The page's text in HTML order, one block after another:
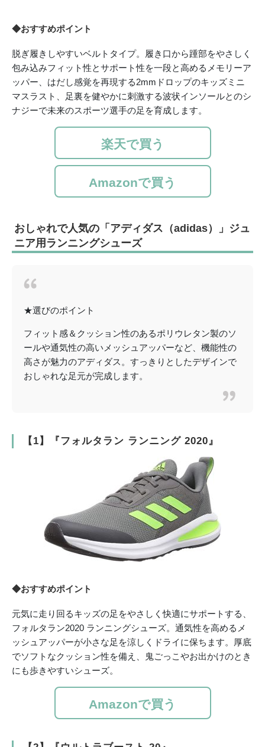
◆おすすめポイント
脱ぎ履きしやすいベルトタイプ。履き口から踵部をやさしく
包み込みフィット性とサポート性を一段と高めるメモリーア
ッパー、はだし感覚を再現する2mmドロップのキッズミニ
マスラスト、足裏を健やかに刺激する波状インソールとのシ
ナジーで未来のスポーツ選手の足を育成します。
楽天で買う
Amazonで買う
おしゃれで人気の「アディダス（adidas）」ジュ
ニア用ランニングシューズ
★選びのポイント
フィット感＆クッション性のあるポリウレタン製のソ
ールや通気性の高いメッシュアッパーなど、機能性の
高さが魅力のアディダス。すっきりとしたデザインで
おしゃれな足元が完成します。
【1】『フォルタラン ランニング 2020』
◆おすすめポイント
元気に走り回るキッズの足をやさしく快適にサポートする、
フォルタラン2020 ランニングシューズ。通気性を高めるメ
ッシュアッパーが小さな足を涼しくドライに保ちます。厚底
でソフトなクッション性を備え、鬼ごっこやお出かけのとき
にも歩きやすいシューズ。
Amazonで買う